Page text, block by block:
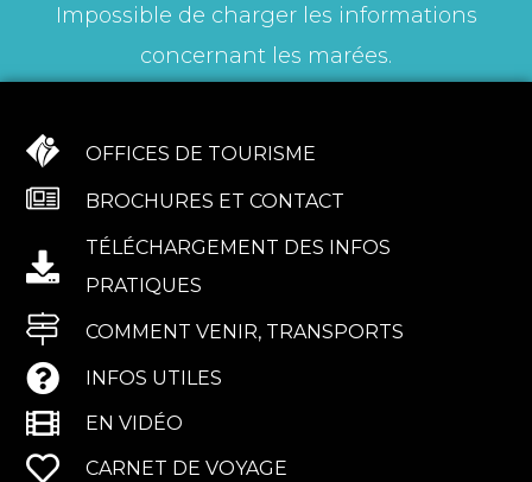
Impossible de charger les informations
concernant les marées.
OFFICES DE TOURISME
BROCHURES ET CONTACT
TÉLÉCHARGEMENT DES INFOS
PRATIQUES
COMMENT VENIR, TRANSPORTS
INFOS UTILES
EN VIDÉO
CARNET DE VOYAGE